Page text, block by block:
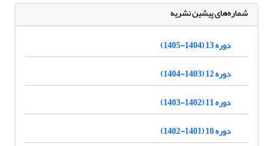
شماره‌های پیشین نشریه
دوره 13 (1404-1405)
دوره 12 (1403-1404)
دوره 11 (1402-1403)
دوره 10 (1401-1402)